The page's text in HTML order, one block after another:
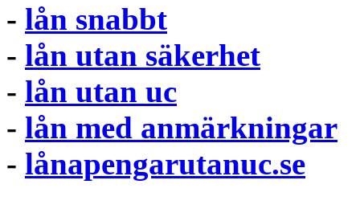
- lån snabbt
- lån utan säkerhet
- lån utan uc
- lån med anmärkningar
- lånapengarutanuc.se